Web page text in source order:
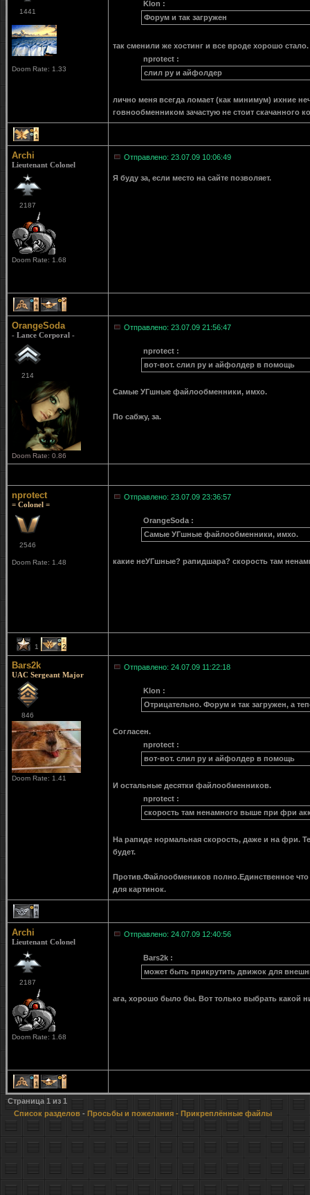
1441
Doom Rate: 1.33
Klon :
Форум и так загружен
так сменили же хостинг и все вроде хорошо
nprotect :
слил ру и айфолдер
лично меня всегда ломает (как минимум) ихние
говнообменником зачастую не стоит скачанного
1
Archi
Lieutenant Colonel
2187
Doom Rate: 1.68
Отправлено: 23.07.09 10:06:49
Я буду за, если место на сайте позволяет.
1 1
OrangeSoda
- Lance Corporal -
214
Doom Rate: 0.86
Отправлено: 23.07.09 21:56:47
nprotect :
вот-вот. слил ру и айфолдер в помощь
Самые УГшные файлообменники, имхо.
По сабжу, за.
nprotect
= Colonel =
2546
Doom Rate: 1.48
Отправлено: 23.07.09 23:36:57
OrangeSoda :
Самые УГшные файлообменники, имхо.
какие неУГшные? рапидшара? скорость там
1 2
Bars2k
UAC Sergeant Major
846
Doom Rate: 1.41
Отправлено: 24.07.09 11:22:18
Klon :
Отрицательно. Форум и так загружен, а
Согласен.
nprotect :
вот-вот. слил ру и айфолдер в помощь
И остальные десятки файлообменников.
nprotect :
скорость там ненамного выше при фри
На рапиде нормальная скорость, даже и на фри.
будет.
Против.Файлообмеников полно.Единственное
для картинок.
1
Archi
Lieutenant Colonel
2187
Doom Rate: 1.68
Отправлено: 24.07.09 12:40:56
Bars2k :
может быть прикрутить движок для
ага, хорошо было бы. Вот только выбрать какой
1 1
Страница 1из 1
Список разделов - Просьбы и пожелания - Прикреплённые файлы